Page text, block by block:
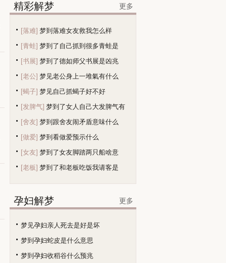
精彩解梦 更多
[落难] 梦到落难女友救我怎么样
[青蛙] 梦到了自己抓到很多青蛙是
[书展] 梦到了德如师父书展是凶兆
[老公] 梦见老公身上一堆氣有什么
[蝎子] 梦见自己抓蝎子好不好
[发脾气] 梦到了女人自己大发脾气有
[舍友] 梦到跟舍友闹矛盾意味什么
[做爱] 梦到看做爱预示什么
[女友] 梦到了女友脚踏两只船啥意
[老板] 梦到了和老板吃饭我请客是
孕妇解梦 更多
梦见孕妇亲人死去是好是坏
梦到孕妇蛇皮是什么意思
梦到孕妇收稻谷什么预兆